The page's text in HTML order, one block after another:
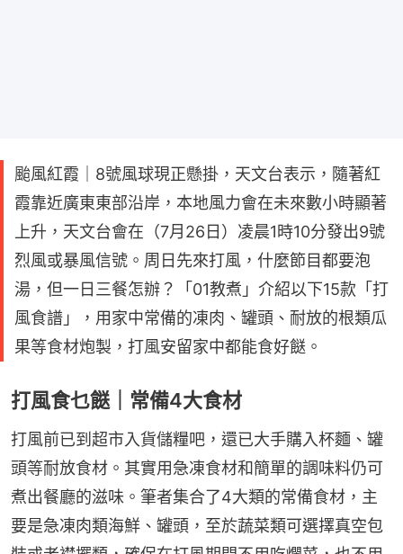
颱風紅霞｜8號風球現正懸掛，天文台表示，隨著紅
霞靠近廣東東部沿岸，本地風力會在未來數小時顯著
上升，天文台會在（7月26日）凌晨1時10分發出9號
烈風或暴風信號。周日先來打風，什麼節目都要泡
湯，但一日三餐怎辦？「01教煮」介紹以下15款「打
風食譜」，用家中常備的凍肉、罐頭、耐放的根類瓜
果等食材炮製，打風安留家中都能食好餸。
打風食乜餸｜常備4大食材
打風前已到超市入貨儲糧吧，還已大手購入杯麵、罐
頭等耐放食材。其實用急凍食材和簡單的調味料仍可
煮出餐廳的滋味。筆者集合了4大類的常備食材，主
要是急凍肉類海鮮、罐頭，至於蔬菜類可選擇真空包